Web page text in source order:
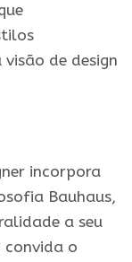
de design
incorpora
Bauhaus,
a seu
convida o